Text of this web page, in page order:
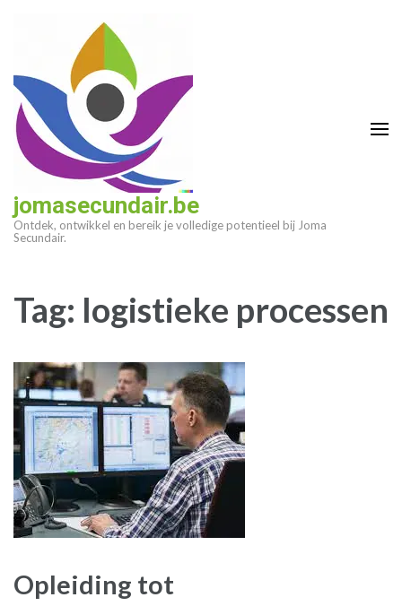
(druk
enter)
jomasecundair.be
Ontdek, ontwikkel en bereik je volledige potentieel bij Joma
Secundair.
Tag: logistieke processen
Opleiding tot